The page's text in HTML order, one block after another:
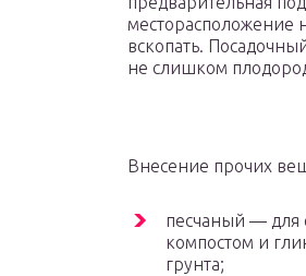
месторасположение
вскопать.
не слишком
Внесение прочих
песчаный — для
компостом и
грунта;